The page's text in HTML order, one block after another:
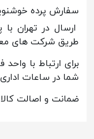
سفارش پرده
ارسال در تهران
طریق شرکت های
برای ارتباط با
شما در ساعات
ضمانت و اصالت کالا